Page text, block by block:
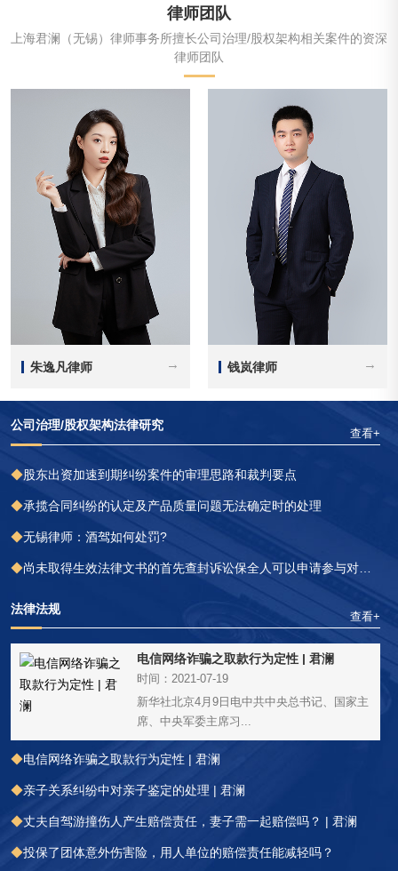
律师团队
上海君澜（无锡）律师事务所擅长公司治理/股权架构相关案件的资深
律师团队
朱逸凡律师
朱逸凡律师
家事财富传承、企业常年法律
顾问
钱岚律师
公司治理/股权架构法律研究
查看+
◆股东出资加速到期纠纷案件的审理思路和裁判要点
◆承揽合同纠纷的认定及产品质量问题无法确定时的处理
◆无锡律师：酒驾如何处罚?
◆尚未取得生效法律文书的首先查封诉讼保全人可以申请参与对其首先查封财产的执行分配 | 君澜
法律法规
查看+
电信网络诈骗之取款行为定性 | 君澜
时间： 2021-07-19
新华社北京4月9日电中共中央总书记、国家主
席、中央军委主席习...
◆电信网络诈骗之取款行为定性 | 君澜
◆亲子关系纠纷中对亲子鉴定的处理 | 君澜
◆丈夫自驾游撞伤人产生赔偿责任，妻子需一起赔偿吗？ | 君澜
◆投保了团体意外伤害险，用人单位的赔偿责任能减轻吗？